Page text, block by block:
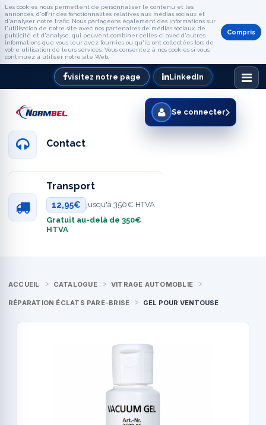
Les cookies nous permettent de personnaliser le contenu et les
annonces, d'offrir des fonctionnalités relatives aux médias sociaux et
d'analyser notre trafic. Nous partageons également des informations sur
l'utilisation de notre site avec nos partenaires de médias sociaux, de
publicité et d'analyse, qui peuvent combiner celles-ci avec d'autres
informations que vous leur avez fournies ou qu'ils ont collectées lors de
votre utilisation de leurs services. Vous consentez à nos cookies si vous
continuez à utiliser notre site Web.
Compris
visitez notre page LinkedIn
Contact
Transport
12,95€
jusqu'à 350€ HTVA
Gratuit au-delà de 350€
HTVA
Se connecter
ACCUEIL CATALOGUE VITRAGE AUTOMOBLIE
RÉPARATION ÉCLATS PARE-BRISE GEL POUR VENTOUSE